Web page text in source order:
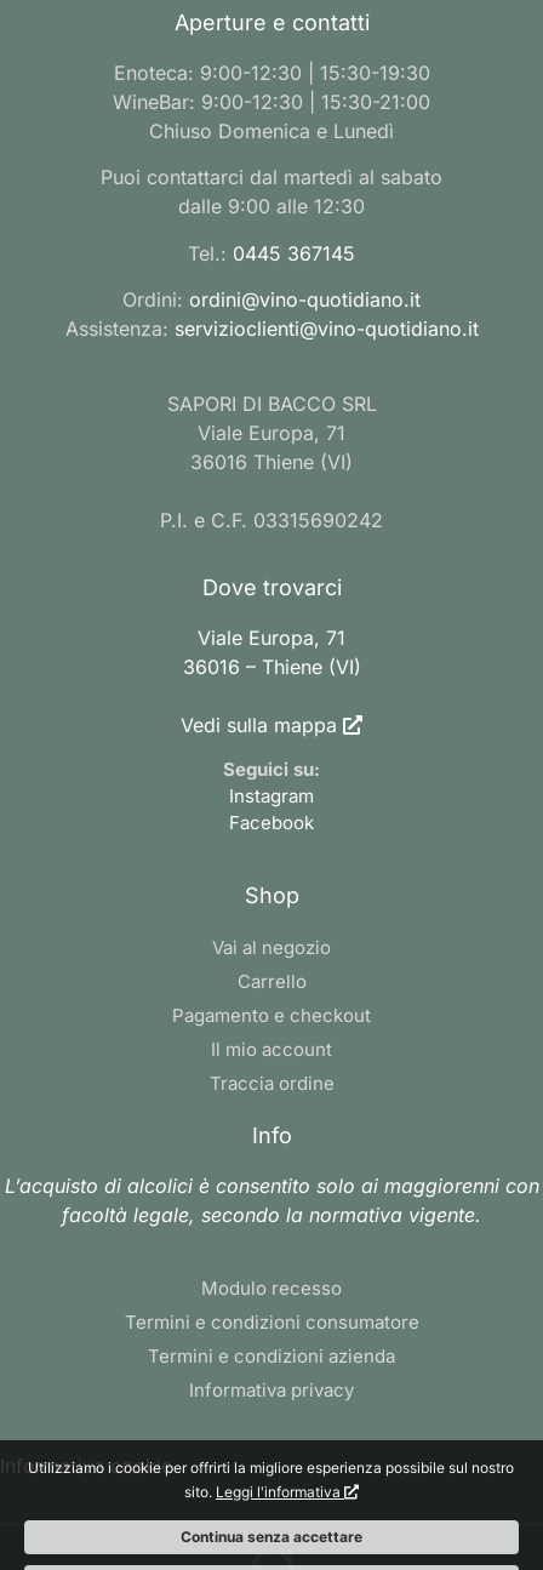
Aperture e contatti
Enoteca: 9:00-12:30 | 15:30-19:30
WineBar: 9:00-12:30 | 15:30-21:00
Chiuso Domenica e Lunedì
Puoi contattarci dal martedì al sabato
dalle 9:00 alle 12:30
Tel.: 0445 367145
Ordini: ordini@vino-quotidiano.it
Assistenza: servizioclienti@vino-quotidiano.it
SAPORI DI BACCO SRL
Viale Europa, 71
36016 Thiene (VI)
P.I. e C.F. 03315690242
Dove trovarci
Viale Europa, 71
36016 – Thiene (VI)
Vedi sulla mappa
Seguici su:
Instagram
Facebook
Shop
Vai al negozio
Carrello
Pagamento e checkout
Il mio account
Traccia ordine
Info
L’acquisto di alcolici è consentito solo ai maggiorenni con
facoltà legale, secondo la normativa vigente.
Modulo recesso
Termini e condizioni consumatore
Termini e condizioni azienda
Informativa privacy
Informativa cookie
Utilizziamo i cookie per offrirti la migliore esperienza possibile sul nostro
sito. Leggi l'informativa
Continua senza accettare